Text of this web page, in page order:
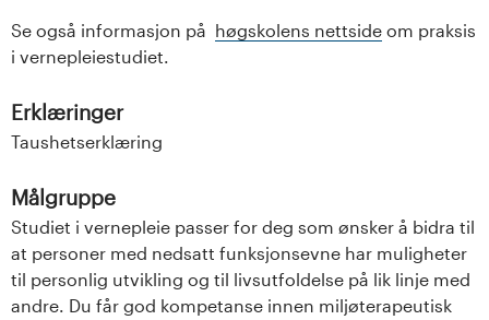
Se også informasjon på høgskolens nettside om praksis
i vernepleiestudiet.
Erklæringer
Taushetserklæring
Målgruppe
Studiet i vernepleie passer for deg som ønsker å bidra til
at personer med nedsatt funksjonsevne har muligheter
til personlig utvikling og til livsutfoldelse på lik linje med
andre. Du får god kompetanse innen miljøterapeutisk